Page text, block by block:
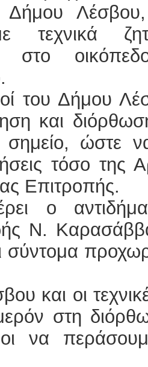
Δήμου
με τεχνικά
στο
του Δήμου
και
σημείο, ώστε
τόσο της
Επιτροπής.
ο
Ν.
σύντομα
και οι
στη
να